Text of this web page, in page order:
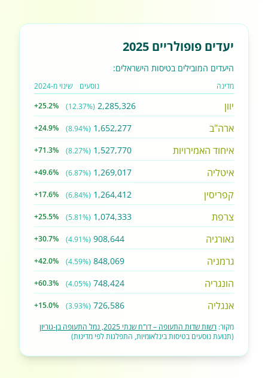
יעדים פופולריים 2025
היעדים המובילים בטיסות הישראלים:
מדינה נוסעים שינוי מ-2024
יוון 2,285,326
(12.37%)
+25.2%
ארה"ב 1,652,277
(8.94%)
+24.9%
איחוד האמירויות 1,527,770
(8.27%)
+71.3%
איטליה 1,269,017
(6.87%)
+49.6%
קפריסין 1,264,412
(6.84%)
+17.6%
צרפת 1,074,333
(5.81%)
+25.5%
גאורגיה 908,644
(4.91%)
+30.7%
גרמניה 848,069
(4.59%)
+42.0%
הונגריה 748,424
(4.05%)
+60.3%
אנגליה 726,586
(3.93%)
+15.0%
מקור: רשות שדות התעופה – דו"ח שנתי 2025, נמל התעופה בן-גוריון
(תנועת נוסעים בטיסות בינלאומיות, התפלגות לפי מדינות)